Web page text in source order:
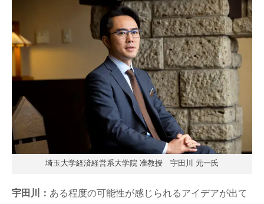
埼玉大学経済経営系大学院 准教授 宇田川 元一氏
宇田川： ある程度の可能性が感じられるアイデアが出て